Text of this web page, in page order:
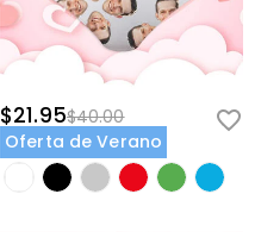
$21.95$40.00
Oferta de Verano